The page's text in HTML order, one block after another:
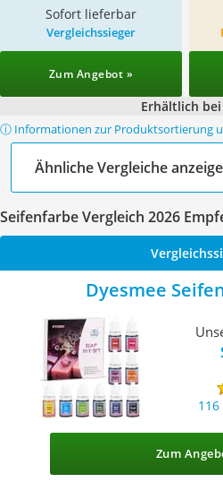
Sofort lieferbar
Vergleichssieger
Zum Angebot »
Erhältlich bei
ⓘ Informationen zur Produktsortierung
Ähnliche Vergleiche
Seifenfarbe Vergleich 2026
Dyesmee
Zum